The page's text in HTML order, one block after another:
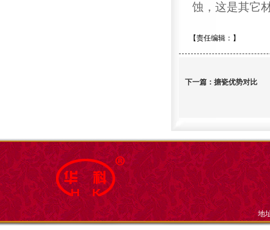
蚀，这是其它
【责任编辑： 】
下一篇： 搪瓷优势对比
地